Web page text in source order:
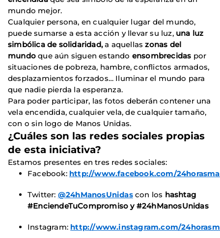
mundo mejor.
Cualquier persona, en cualquier lugar del mundo,
puede sumarse a esta acción y llevar su luz,una luz
simbólica de solidaridad,a aquellaszonas del
mundo que aún siguen estando ensombrecidas por
situaciones de pobreza, hambre, conflictos armados,
desplazamientos forzados… Iluminar el mundo para
que nadie pierda la esperanza.
Para poder participar, las fotos deberán contener una
vela encendida, cualquier vela, de cualquier tamaño,
con o sin logo de Manos Unidas.
¿Cuáles son las redes sociales propias
de esta iniciativa?
Estamos presentes en tres redes sociales:
Facebook: http://www.facebook.com/
Twitter: @24hManosUnidascon los hashtag
#EnciendeTuCompromiso y #24hManosUnidas
Instagram: http://www.instagram.com/